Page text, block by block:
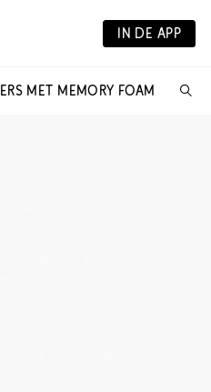
IN DE APP
MET MEMORY FOAM